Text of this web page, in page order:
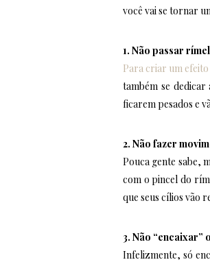
você vai se tornar
1. Não passar
Para criar um
também se
ficarem pesados e
2. Não fazer
Pouca gente sabe,
com o pincel do
que seus cílios vão
3. Não
Infelizmente, só